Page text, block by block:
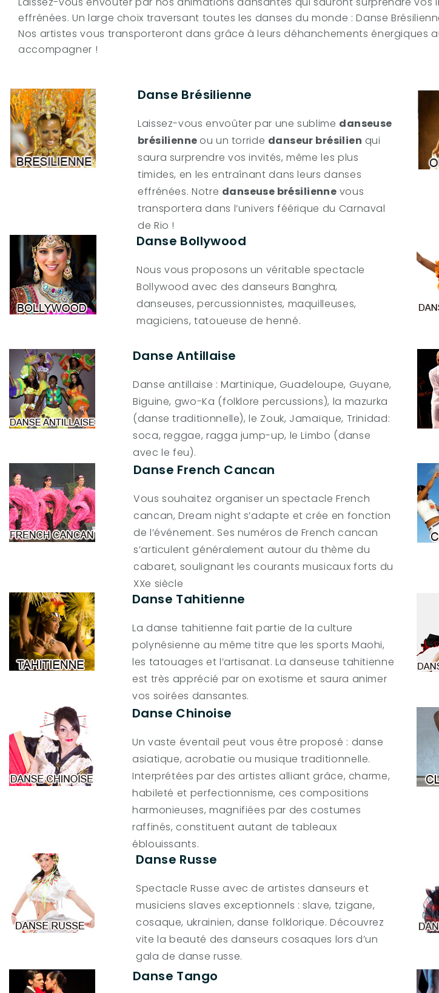
effrénées. Un large choix traversant toutes les danses du monde : Danse
Nos artistes vous transporteront dans grâce à leurs déhanchements énergiques
accompagner !
Danse Brésilienne
Laissez-vous envoûter par une sublime danseuse
brésilienne ou un torride danseur brésilien qui
saura surprendre vos invités, même les plus
timides, en les entraînant dans leurs danses
effrénées. Notre danseuse brésilienne vous
transportera dans l’univers féérique du Carnaval
de Rio !
Danse Bollywood
Nous vous proposons un véritable spectacle
Bollywood avec des danseurs Banghra,
danseuses, percussionnistes, maquilleuses,
magiciens, tatoueuse de henné.
Danse Antillaise
Danse antillaise : Martinique, Guadeloupe, Guyane,
Biguine, gwo-Ka (folklore percussions), la mazurka
(danse traditionnelle), le Zouk, Jamaïque, Trinidad:
soca, reggae, ragga jump-up, le Limbo (danse
avec le feu).
Danse French Cancan
Vous souhaitez organiser un spectacle French
cancan, Dream night s’adapte et crée en fonction
de l’événement. Ses numéros de French cancan
s’articulent généralement autour du thème du
cabaret, soulignant les courants musicaux forts du
XXe siècle
Danse Tahitienne
La danse tahitienne fait partie de la culture
polynésienne au même titre que les sports Maohi,
les tatouages et l’artisanat. La danseuse tahitienne
est très apprécié par on exotisme et saura animer
vos soirées dansantes.
Danse Chinoise
Un vaste éventail peut vous être proposé : danse
asiatique, acrobatie ou musique traditionnelle.
Interprétées par des artistes alliant grâce, charme,
habileté et perfectionnisme, ces compositions
harmonieuses, magnifiées par des costumes
raffinés, constituent autant de tableaux
éblouissants.
Danse Russe
Spectacle Russe avec de artistes danseurs et
musiciens slaves exceptionnels : slave, tzigane,
cosaque, ukrainien, danse folklorique. Découvrez
vite la beauté des danseurs cosaques lors d’un
gala de danse russe.
Danse Tango